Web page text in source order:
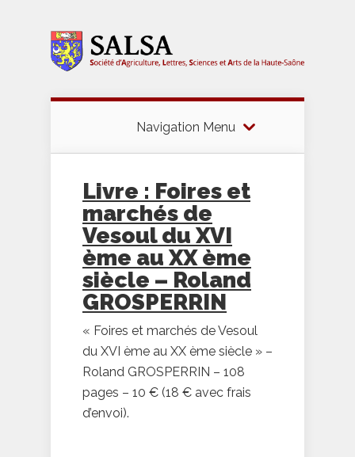
Navigation Menu
Livre : Foires et
marchés de
Vesoul du XVI
ème au XX ème
siècle – Roland
GROSPERRIN
« Foires et marchés de Vesoul
du XVI ème au XX ème siècle » –
Roland GROSPERRIN – 108
pages – 10 € (18 € avec frais
d’envoi).